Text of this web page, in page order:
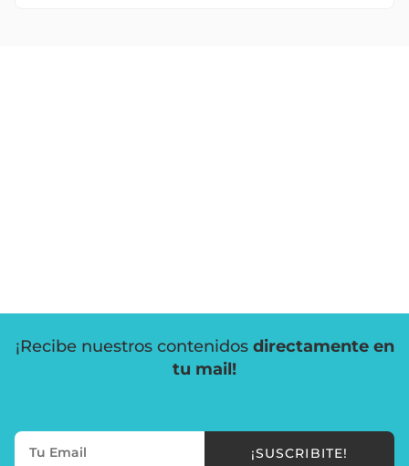
¡Recibe nuestros contenidos directamente en
tu mail!
¡SUSCRIBITE!